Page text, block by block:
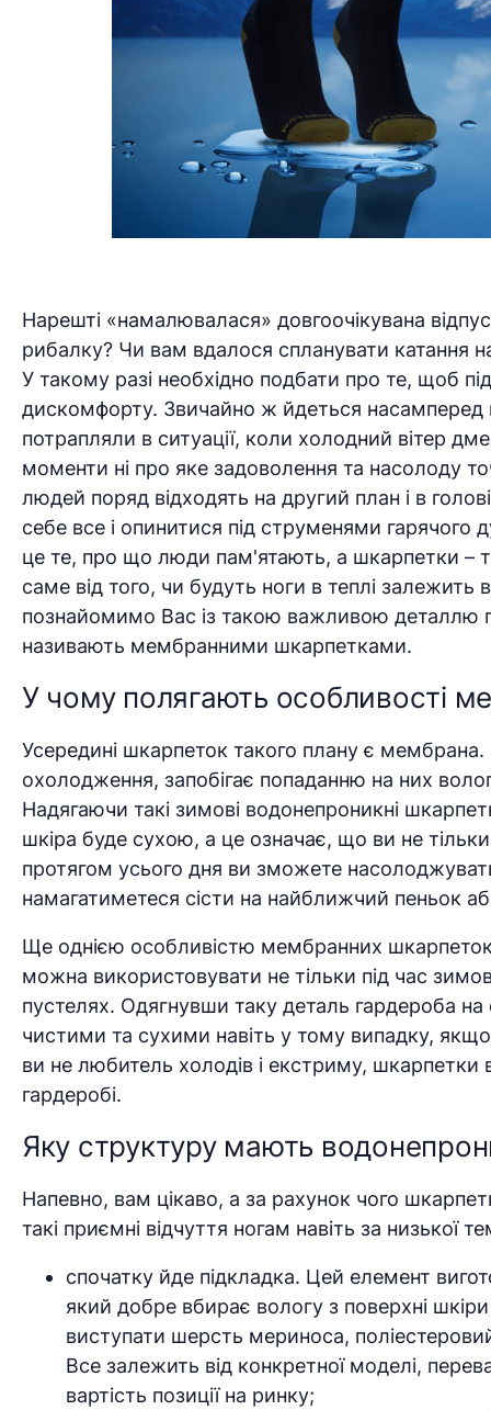
Нарешті «намалювалася» довгоочікувана
рибалку? Чи вам вдалося спланувати катання
У такому разі необхідно подбати про те, щоб
дискомфорту. Звичайно ж йдеться насамперед
потрапляли в ситуації, коли холодний вітер
моменти ні про яке задоволення та насолоду
людей поряд відходять на другий план і в
себе все і опинитися під струменями
це те, про що люди пам'ятають, а шкарпетки –
саме від того, чи будуть ноги в теплі
познайомимо Вас із такою важливою деталлю
називають мембранними шкарпетками.
У чому полягають особливості
Усередині шкарпеток такого плану є мембрана.
охолодження, запобігає попаданню на них
Надягаючи такі зимові водонепроникні
шкіра буде сухою, а це означає, що ви не
протягом усього дня ви зможете
намагатиметеся сісти на найближчий пеньок
Ще однією особливістю мембранних шкарпеток
можна використовувати не тільки під час
пустелях. Одягнувши таку деталь гардероба
чистими та сухими навіть у тому випадку,
ви не любитель холодів і екстриму, шкарпетки
гардеробі.
Яку структуру мають
Напевно, вам цікаво, а за рахунок чого
такі приємні відчуття ногам навіть за низької
спочатку йде підкладка. Цей елемент
який добре вбирає вологу з поверхні
виступати шерсть мериноса,
Все залежить від конкретної моделі,
вартість позиції на ринку;